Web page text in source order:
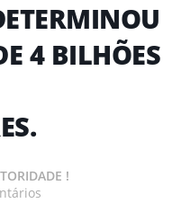
4 BILHÕES
!